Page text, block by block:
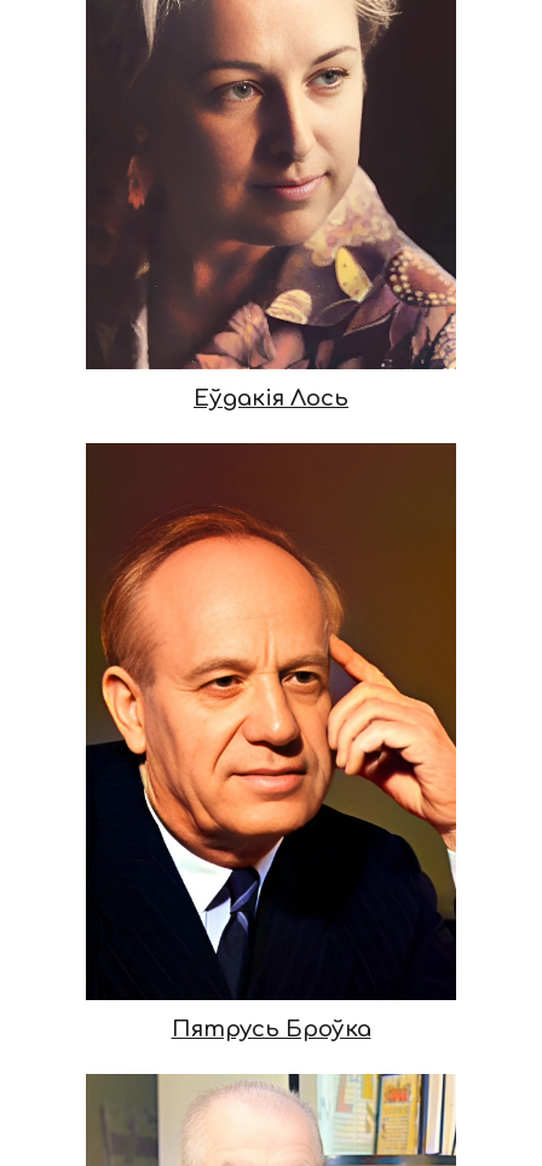
Еўдакія Лось
Пятрусь Броўка